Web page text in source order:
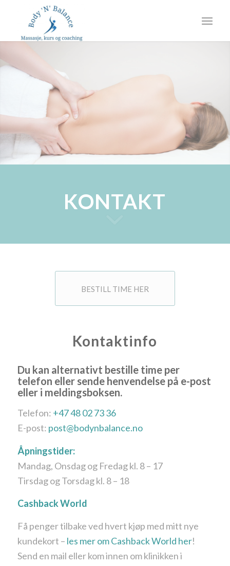
KONTAKT
BESTILL TIME HER
Kontaktinfo
Du kan alternativt bestille time per
telefon eller sende henvendelse på e-post
eller i meldingsboksen.
Telefon: +47 48 02 73 36
E-post: post@bodynbalance.no
Åpningstider:
Mandag, Onsdag og Fredag kl. 8 – 17
Tirsdag og Torsdag kl. 8 – 18
Cashback World
Få penger tilbake ved hvert kjøp med mitt nye
kundekort – les mer om Cashback World her!
Send en mail eller kom innen om klinikken i